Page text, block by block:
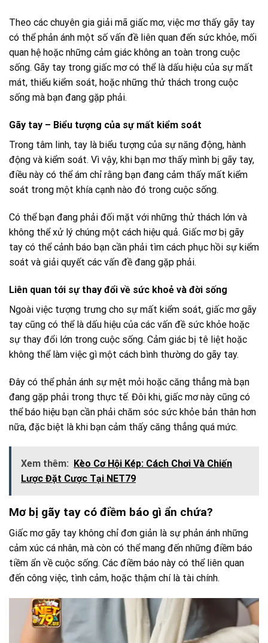
Theo các chuyên gia giải mã giấc mơ, việc mơ thấy gãy tay
có thể phản ánh một số vấn đề liên quan đến sức khỏe, mối
quan hệ hoặc những cảm giác không an toàn trong cuộc
sống. Gãy tay trong giấc mơ có thể là dấu hiệu của sự mất
mát, thiếu kiểm soát, hoặc những thử thách trong cuộc
sống mà bạn đang gặp phải.
Gãy tay – Biểu tượng của sự mất kiểm soát
Trong tâm linh, tay là biểu tượng của sự năng động, hành
động và kiểm soát. Vì vậy, khi bạn mơ thấy mình bị gãy tay,
điều này có thể ám chỉ rằng bạn đang cảm thấy mất kiểm
soát trong một khía cạnh nào đó trong cuộc sống.
Có thể bạn đang phải đối mặt với những thử thách lớn và
không thể xử lý chúng một cách hiệu quả. Giấc mơ bị gãy
tay có thể cảnh báo bạn cần phải tìm cách phục hồi sự kiểm
soát và giải quyết các vấn đề đang gặp phải.
Liên quan tới sự thay đổi về sức khoẻ và đời sống
Ngoài việc tượng trưng cho sự mất kiểm soát, giấc mơ gãy
tay cũng có thể là dấu hiệu của các vấn đề sức khỏe hoặc
sự thay đổi lớn trong cuộc sống. Cảm giác bị tê liệt hoặc
không thể làm việc gì một cách bình thường do gãy tay.
Đây có thể phản ánh sự mệt mỏi hoặc căng thẳng mà bạn
đang gặp phải trong thực tế. Đôi khi, giấc mơ này cũng có
thể báo hiệu bạn cần phải chăm sóc sức khỏe bản thân hơn
nữa, đặc biệt là khi bạn cảm thấy căng thẳng quá mức.
Xem thêm:
Kèo Cơ Hội Kép: Cách Chơi Và Chiến
Lược Đặt Cược Tại NET79
Mơ bị gãy tay có điềm báo gì ẩn chứa?
Giấc mơ gãy tay không chỉ đơn giản là sự phản ánh những
cảm xúc cá nhân, mà còn có thể mang đến những điềm báo
tiềm ẩn về cuộc sống. Các điềm báo này có thể liên quan
đến công việc, tình cảm, hoặc thậm chí là tài chính.